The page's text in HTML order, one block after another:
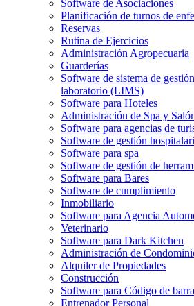
Software de Asociaciones
Planificación de turnos de
Reservas
Rutina de Ejercicios
Administración Agropecuaria
Guarderías
Software de sistema de
laboratorio (LIMS)
Software para Hoteles
Administración de Spa y
Software para agencias de
Software de gestión
Software para spa
Software de gestión de
Software para Bares
Software de cumplimiento
Inmobiliario
Software para Agencia
Veterinario
Software para Dark Kitchen
Administración de
Alquiler de Propiedades
Construcción
Software para Código de
Entrenador Personal